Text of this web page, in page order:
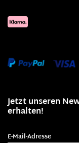
Jetzt unseren
erhalten!
E-Mail-Adresse